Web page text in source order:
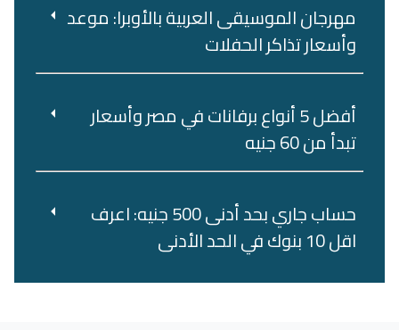
مهرجان الموسيقى العربية بالأوبرا: موعد
وأسعار تذاكر الحفلات
أفضل 5 أنواع برفانات في مصر وأسعار
تبدأ من 60 جنيه
حساب جاري بحد أدنى 500 جنيه: اعرف
اقل 10 بنوك في الحد الأدنى